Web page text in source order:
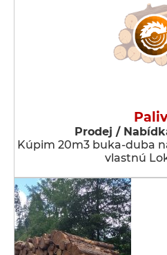
Prodej /
Kúpim 20m3 buka-duba
vlastnú